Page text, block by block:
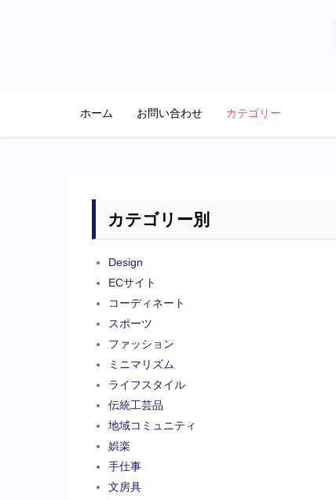
ホーム お問い合わせ カテゴリー
カテゴリー別
Design
ECサイト
コーディネート
スポーツ
ファッション
ミニマリズム
ライフスタイル
伝統工芸品
地域コミュニティ
娯楽
手仕事
文房具